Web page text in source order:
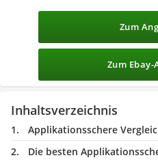
Zum
Zum Ebay-
Inhaltsverzeichnis
Applikationsschere
Die besten